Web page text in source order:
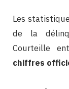
Les
de la
Courteille
chiffres